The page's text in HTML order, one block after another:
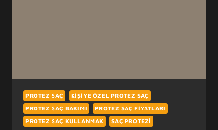
PROTEZ SAÇ
KIŞIYE ÖZEL PROTEZ SAÇ
PROTEZ SAÇ BAKIMI
PROTEZ SAÇ FIYATLARI
PROTEZ SAÇ KULLANMAK
SAÇ PROTEZI